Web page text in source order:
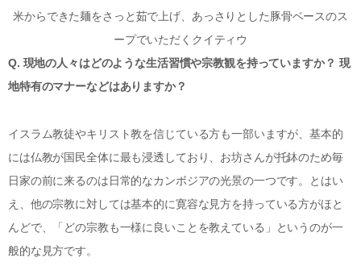
米からできた麺をさっと茹で上げ、あっさりとした豚骨ベースのス
ープでいただくクイティウ
Q. 現地の人々はどのような生活習慣や宗教観を持っていますか？ 現
地特有のマナーなどはありますか？
イスラム教徒やキリスト教を信じている方も一部いますが、基本的
には仏教が国民全体に最も浸透しており、お坊さんが托鉢のため毎
日家の前に来るのは日常的なカンボジアの光景の一つです。とはい
え、他の宗教に対しては基本的に寛容な見方を持っている方がほと
んどで、「どの宗教も一様に良いことを教えている」というのが一
般的な見方です。